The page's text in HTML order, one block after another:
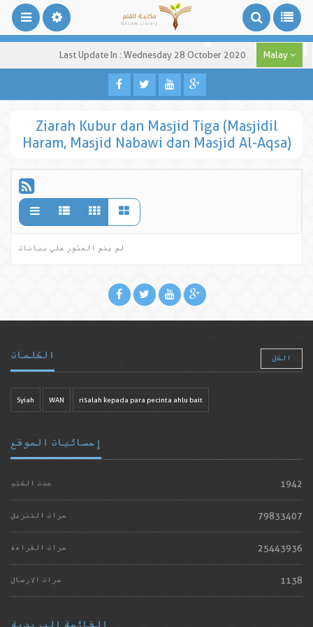
Last Update In : Wednesday 28 October 2020 Malay
Ziarah Kubur dan Masjid Tiga (Masjidil
Haram, Masjid Nabawi dan Masjid Al-Aqsa)
لم يتم العثور علي بيانات
الكلمات الكل
Syiah WAN risalah kepada para pecinta ahlu bait
إحصائيات الموقع
عدد الكتب 1942
مرات التنزيل 79833407
مرات القراءة 25443936
مرات الارسال 1138